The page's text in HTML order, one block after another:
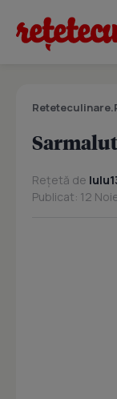
Rețetă de
Publicat: 12